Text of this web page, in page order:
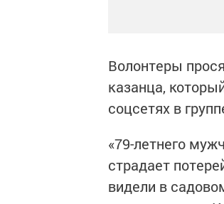
Волонтеры
казанца,
соцсетях в
«79-летнего
страдает
видели в